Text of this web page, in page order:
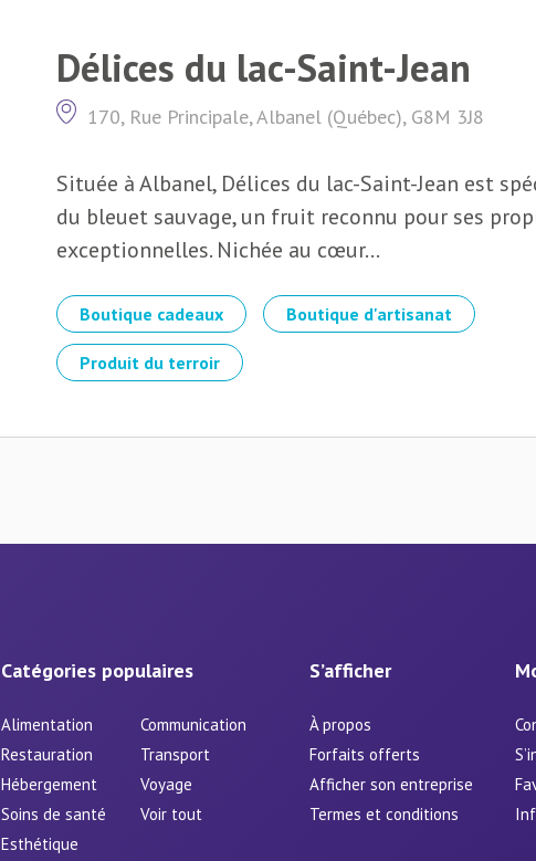
Délices du lac-Saint-Jean
170, Rue Principale, Albanel (Québec), G8M 3J8
Située à Albanel, Délices du lac-Saint-Jean est
du bleuet sauvage, un fruit reconnu pour ses
exceptionnelles. Nichée au cœur...
Boutique cadeaux Boutique d'artisanat
Produit du terroir
Catégories populaires
Alimentation
Communication
Restauration
Transport
Hébergement
Voyage
Soins de santé
Voir tout
Esthétique
S’afficher
À propos
Forfaits offerts
Afficher son entreprise
Termes et conditions